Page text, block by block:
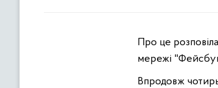
Про це розповіла
мережі
Впродовж